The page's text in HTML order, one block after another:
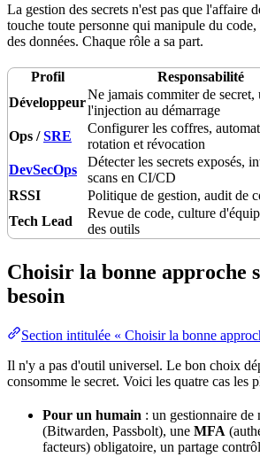
La gestion des secrets n'est pas que l'affaire
touche toute personne qui manipule du code,
des données. Chaque rôle a sa part.
Profil Responsabilité
Développeur
Ne jamais commiter de secret,
l'injection au démarrage
Ops /SRE
Configurer les coffres,
rotation et révocation
DevSecOps
Détecter les secrets exposés,
scans en CI/CD
RSSI
Politique de gestion, audit de
Tech Lead
Revue de code, culture d'
des outils
Choisir la bonne approche
besoin
Section intitulée « Choisir la bonne
Il n'y a pas d'outil universel. Le bon choix
consomme le secret. Voici les quatre cas les
Pour un humain : un gestionnaire de
(Bitwarden, Passbolt), une MFA
facteurs) obligatoire, un partage